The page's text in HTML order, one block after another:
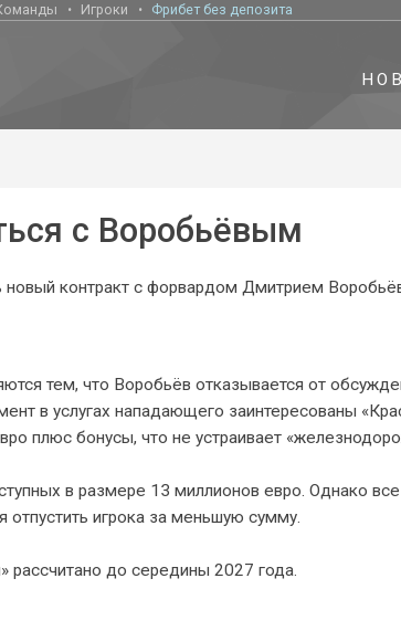
Игроки Фрибет без депозита
с Воробьёвым
новый контракт с форвардом Дмитрием
тем, что Воробьёв отказывается от
в услугах нападающего заинтересованы
плюс бонусы, что не устраивает
в размере 13 миллионов евро. Однако все
отпустить игрока за меньшую сумму.
до середины 2027 года.